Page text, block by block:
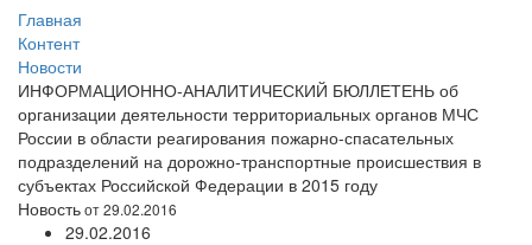
Главная
Контент
Новости
ИНФОРМАЦИОННО-АНАЛИТИЧЕСКИЙ БЮЛЛЕТЕНЬ об
организации деятельности территориальных органов МЧС
России в области реагирования пожарно-спасательных
подразделений на дорожно-транспортные происшествия в
субъектах Российской Федерации в 2015 году
Новостьот 29.02.2016
29.02.2016